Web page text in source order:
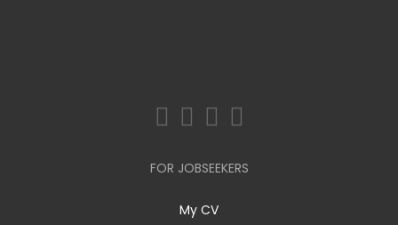
FOR JOBSEEKERS
My CV